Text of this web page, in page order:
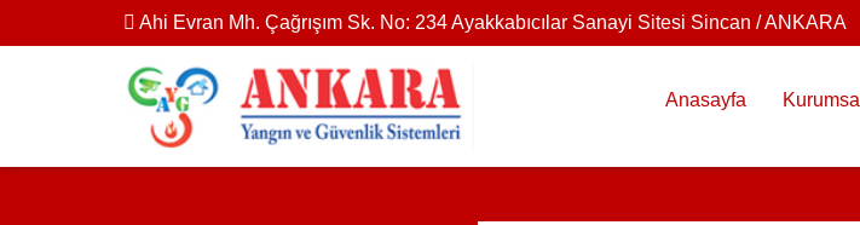
Ahi Evran Mh. Çağrışım Sk. No: 234 Ayakkabıcılar Sanayi Sitesi Sincan / ANKARA
Anasayfa Kurumsal